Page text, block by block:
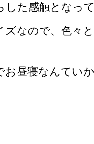
した感触となっ
ズなので、色々
お昼寝なんてい